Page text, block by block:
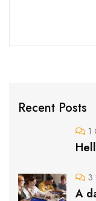
Recent Posts
1
3
A